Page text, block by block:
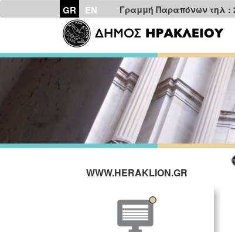
GR EN Γραμμή Παραπόνων τηλ :
WWW.HERAKLION.GR